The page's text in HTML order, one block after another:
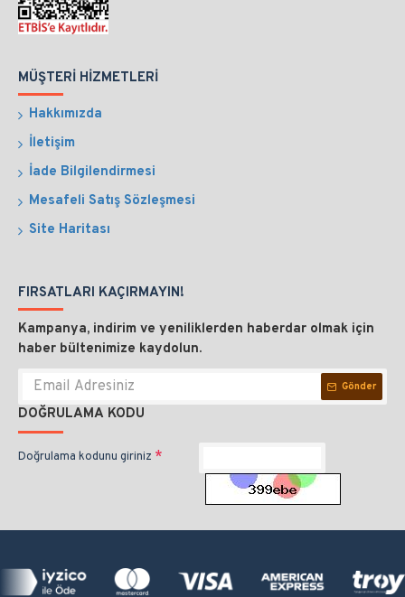
MÜŞTERI HIZMETLERI
Hakkımızda
İletişim
İade Bilgilendirmesi
Mesafeli Satış Sözleşmesi
Site Haritası
FIRSATLARI KAÇIRMAYIN!
Kampanya, indirim ve yeniliklerden haberdar olmak için
haber bültenimize kaydolun.
Gönder
DOĞRULAMA KODU
Doğrulama kodunu giriniz